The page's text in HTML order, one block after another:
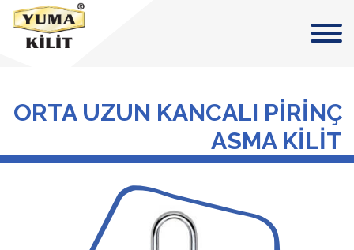
ORTA UZUN KANCALI PİRİNÇ
ASMA KİLİT